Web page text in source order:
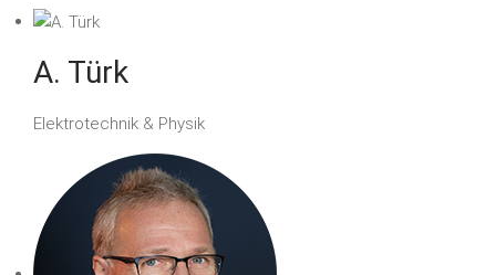
A. Türk
Elektrotechnik & Physik